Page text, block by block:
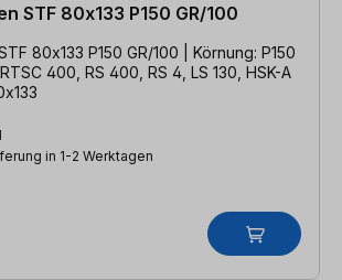
STF 80x133 P150 GR/100
80x133 P150 GR/100 | Körnung: P150
400, RS 400, RS 4, LS 130, HSK-A
in 1-2 Werktagen